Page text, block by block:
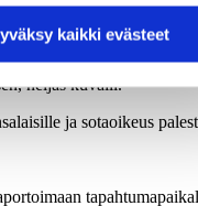
kaikki evästeet
siviilin, armeijan
neljäs kuvaili.
ja sotaoikeus